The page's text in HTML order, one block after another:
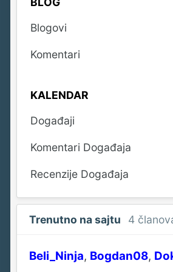
Blogovi
Komentari
KALENDAR
Događaji
Komentari Događaja
Recenzije Događaja
Trenutno na sajtu 4
Beli_Ninja Bogdan08